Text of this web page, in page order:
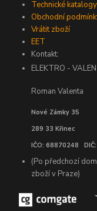
Technické katalogy
Obchodní
Vrátit zboží
EET
Kontakt:
ELEKTRO -
Roman Valenta
Nové Zámky 35
289 33 Křinec
IČO: 68870248
(Po předchozí
zboží v Praze)